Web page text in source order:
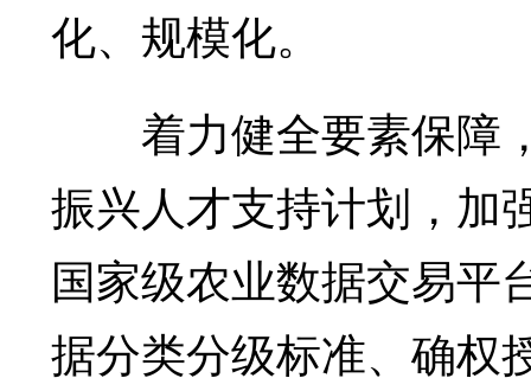
化、规模化。
着力健全要素保障
振兴人才支持计划，加
国家级农业数据交易平
据分类分级标准、确权